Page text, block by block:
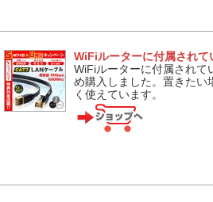
WiFiルーターに付属され
WiFiルーターに付属されて
め購入しました。置きたい
く使えています。